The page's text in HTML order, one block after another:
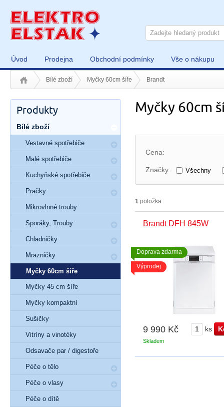
Úvod Prodejna Obchodní podmínky Vše o nákupu
Bílé zboží Myčky 60cm šíře Brandt
Myčky 60cm
Cena:
Značky: Všechny
1 položka
Brandt DFH 845W
9 990 Kč ks
Skladem
Doprava zdarma
Výprodej
Produkty
Bílé zboží
Vestavné spotřebiče
Malé spotřebiče
Kuchyňské spotřebiče
Pračky
Mikrovlnné trouby
Sporáky, Trouby
Chladničky
Mrazničky
Myčky 60cm šíře
Myčky 45 cm šíře
Myčky kompaktní
Sušičky
Vitríny a vinotéky
Odsavače par / digestoře
Péče o tělo
Péče o vlasy
Péče o dítě